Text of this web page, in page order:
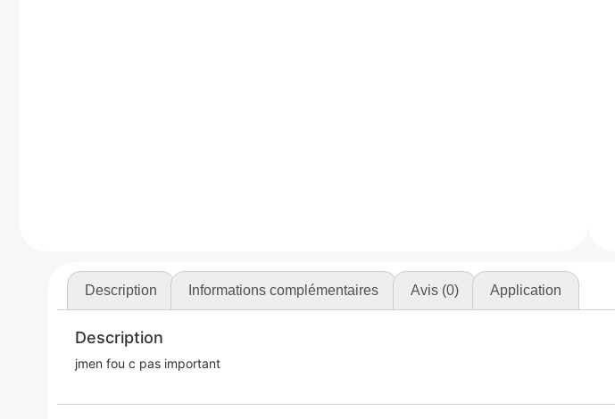
Description Informations complémentaires Avis (0) Application
Description
jmen fou c pas important